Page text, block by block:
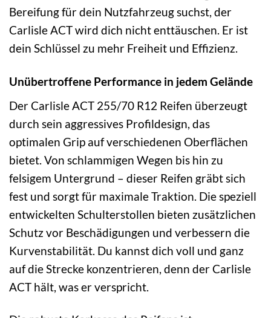
Bereifung für dein Nutzfahrzeug suchst, der
Carlisle ACT wird dich nicht enttäuschen. Er ist
dein Schlüssel zu mehr Freiheit und Effizienz.
Unübertroffene Performance in jedem Gelände
Der Carlisle ACT 255/70 R12 Reifen überzeugt
durch sein aggressives Profildesign, das
optimalen Grip auf verschiedenen Oberflächen
bietet. Von schlammigen Wegen bis hin zu
felsigem Untergrund – dieser Reifen gräbt sich
fest und sorgt für maximale Traktion. Die speziell
entwickelten Schulterstollen bieten zusätzlichen
Schutz vor Beschädigungen und verbessern die
Kurvenstabilität. Du kannst dich voll und ganz
auf die Strecke konzentrieren, denn der Carlisle
ACT hält, was er verspricht.